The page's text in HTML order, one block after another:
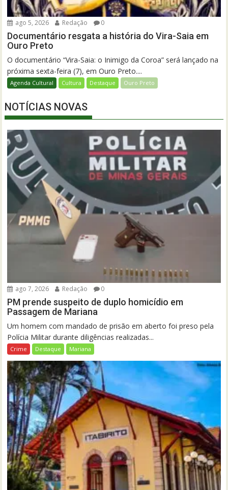
ago 5, 2026 Redação 0
Documentário resgata a história do Vira-Saia em
Ouro Preto
O documentário “Vira-Saia: o Inimigo da Coroa” será lançado na
próxima sexta-feira (7), em Ouro Preto....
Agenda Cultural Cultura Destaque Ouro Preto
NOTÍCIAS NOVAS
ago 7, 2026 Redação 0
PM prende suspeito de duplo homicídio em
Passagem de Mariana
Um homem com mandado de prisão em aberto foi preso pela
Polícia Militar durante diligências realizadas...
Crime Destaque Mariana